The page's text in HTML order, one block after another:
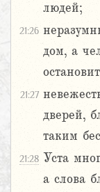
людей;
21:26
дом, а
21:27
дверей,
таким
21:28 Уста
а слова